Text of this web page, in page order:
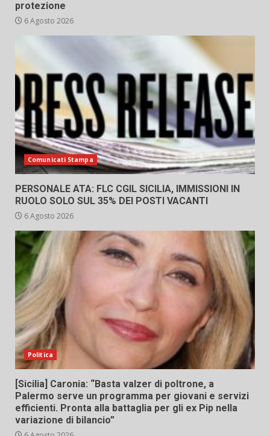
protezione
6 Agosto 2026
Comunicati Stampa
PERSONALE ATA: FLC CGIL SICILIA, IMMISSIONI IN
RUOLO SOLO SUL 35% DEI POSTI VACANTI
6 Agosto 2026
Politica
[Sicilia] Caronia: “Basta valzer di poltrone, a
Palermo serve un programma per giovani e servizi
efficienti. Pronta alla battaglia per gli ex Pip nella
variazione di bilancio”